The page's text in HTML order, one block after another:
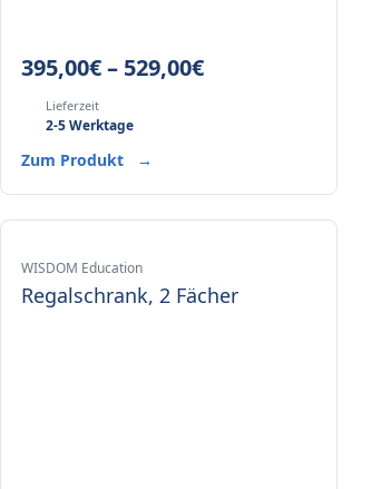
395,00€– 529,00€
Lieferzeit
2-5 Werktage
Zum Produkt →
WISDOM Education
Regalschrank, 2 Fächer